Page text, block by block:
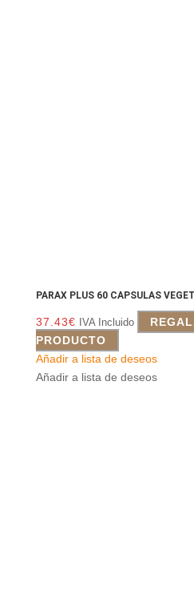
PARAX PLUS 60 CAPSULAS
37.43€ IVA Incluido
PRODUCTO
Añadir a lista de deseos
Añadir a lista de deseos